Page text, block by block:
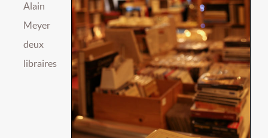
Alain
Meyer
deux
libraires